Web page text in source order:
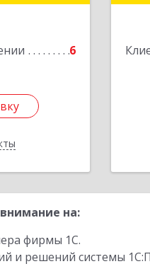
6
Подробнее
на:
фирмы 1С.
и решений системы